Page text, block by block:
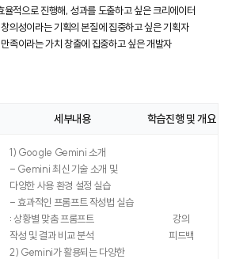
율적으로 진행해, 성과를 도출하고 싶은 크리에이터
의성이라는 기획의 본질에 집중하고 싶은 기획자
족이라는 가치 창출에 집중하고 싶은 개발자
세부내용 학습진행 및 개요
1) Google Gemini 소개
- Gemini 최신 기술 소개 및
다양한 사용 환경 설정 실습
- 효과적인 프롬프트 작성법 실습
: 상황별 맞춤 프롬프트
작성 및 결과 비교 분석
2) Gemini가 활용되는 다양한
강의
피드백